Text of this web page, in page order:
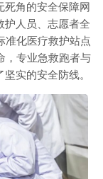
角的安全保障网
护人员、志愿者全
准化医疗救护站点
，专业急救跑者与
实的安全防线。